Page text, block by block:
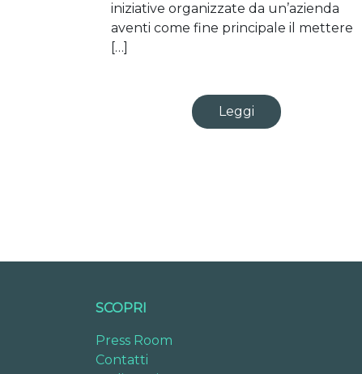
iniziative organizzate da un’azienda
aventi come fine principale il mettere
[…]
Leggi
SCOPRI
Press Room
Contatti